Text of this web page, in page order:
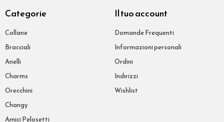
Categorie
Collane
Bracciali
Anelli
Charms
Orecchini
Changy
Amici Pelosetti
Il tuo account
Domande Frequenti
Informazioni personali
Ordini
Indirizzi
Wishlist